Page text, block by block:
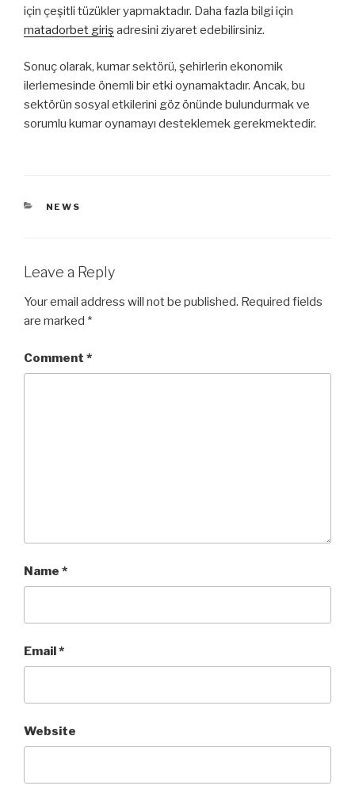
için çeşitli tüzükler yapmaktadır. Daha fazla bilgi için
matadorbet giriş adresini ziyaret edebilirsiniz.
Sonuç olarak, kumar sektörü, şehirlerin ekonomik
ilerlemesinde önemli bir etki oynamaktadır. Ancak, bu
sektörün sosyal etkilerini göz önünde bulundurmak ve
sorumlu kumar oynamayı desteklemek gerekmektedir.
CATEGORIES
NEWS
Leave a Reply
Your email address will not be published. Required fields
are marked *
Comment *
Name *
Email*
Website